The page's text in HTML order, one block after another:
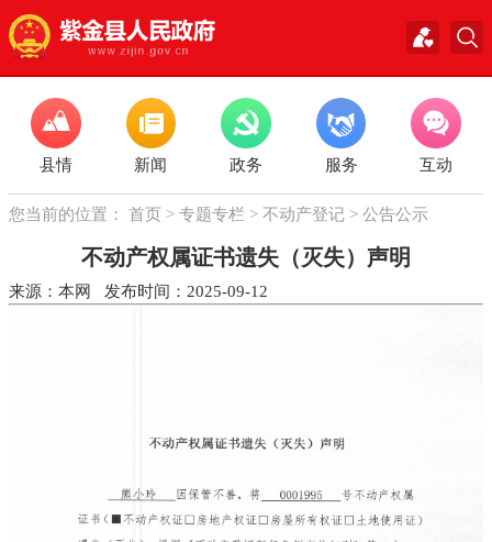
县情 新闻 政务 服务 互动
您当前的位置： 首页 > 专题专栏 > 不动产登记> 公告公示
不动产权属证书遗失（灭失）声明
来源：本网 发布时间：2025-09-12